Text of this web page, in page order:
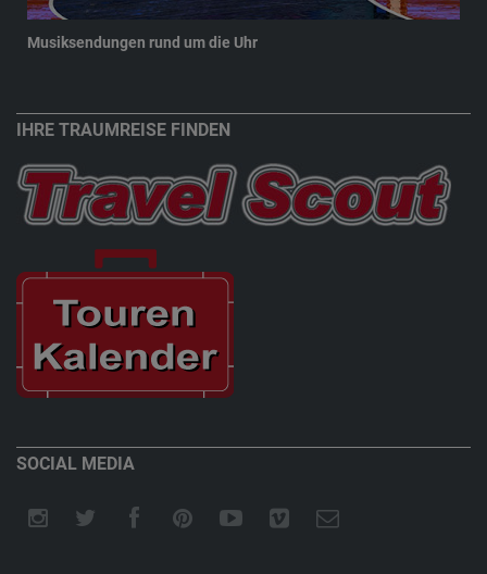
Musiksendungen rund um die Uhr
IHRE TRAUMREISE FINDEN
SOCIAL MEDIA